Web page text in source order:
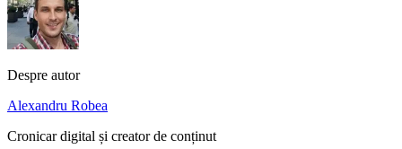
Despre autor
Alexandru Robea
Cronicar digital și creator de conținut